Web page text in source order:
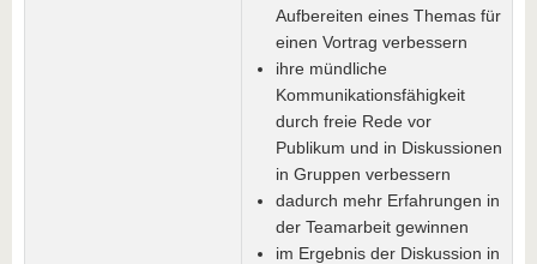
Aufbereiten eines Themas für
einen Vortrag verbessern
ihre mündliche
Kommunikationsfähigkeit
durch freie Rede vor
Publikum und in Diskussionen
in Gruppen verbessern
dadurch mehr Erfahrungen in
der Teamarbeit gewinnen
im Ergebnis der Diskussion in